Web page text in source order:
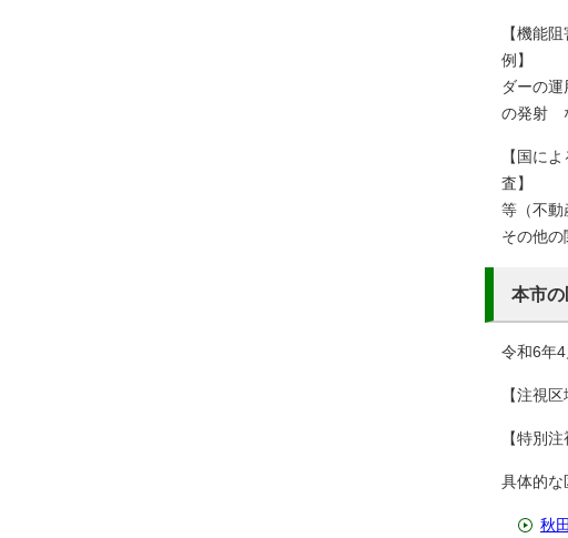
【機能
例
ダー
の発射
【国によ
等（不動
その他
本市
令和6年
【注視
【特別
具体的な
秋